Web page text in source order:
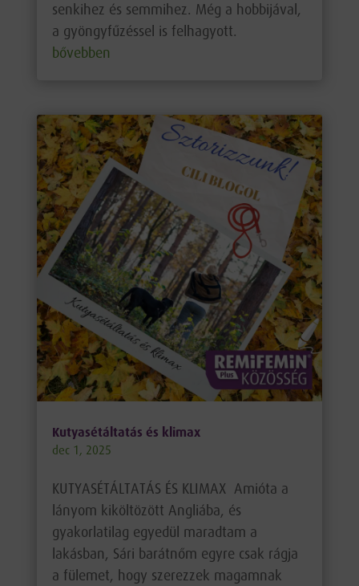
senkihez és semmihez. Még a hobbijával,
a gyöngyfűzéssel is felhagyott.
bővebben
Kutyasétáltatás és klimax
dec 1, 2025
KUTYASÉTÁLTATÁS ÉS KLIMAX Amióta a
lányom kiköltözött Angliába, és
gyakorlatilag egyedül maradtam a
lakásban, Sári barátnőm egyre csak rágja
a fülemet, hogy szerezzek magamnak